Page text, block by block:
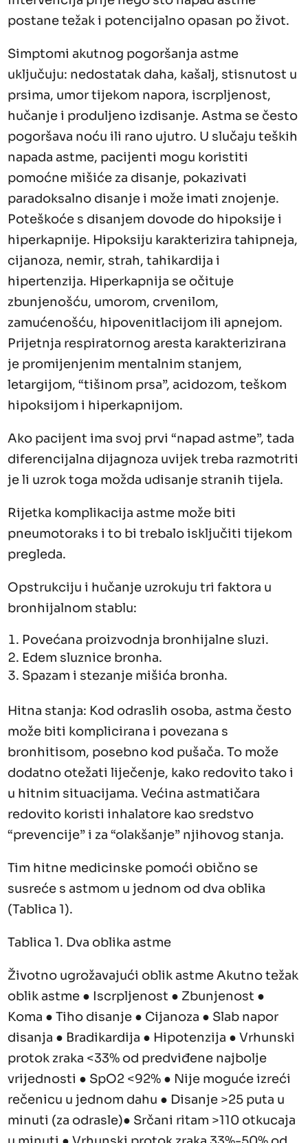
postane težak i potencijalno opasan po život.
Simptomi akutnog pogoršanja astme
uključuju: nedostatak daha, kašalj, stisnutost u
prsima, umor tijekom napora, iscrpljenost,
hučanje i produljeno izdisanje. Astma se često
pogoršava noću ili rano ujutro. U slučaju teških
napada astme, pacijenti mogu koristiti
pomoćne mišiće za disanje, pokazivati
paradoksalno disanje i može imati znojenje.
Poteškoće s disanjem dovode do hipoksije i
hiperkapnije. Hipoksiju karakterizira tahipneja,
cijanoza, nemir, strah, tahikardija i
hipertenzija. Hiperkapnija se očituje
zbunjenošću, umorom, crvenilom,
zamućenošću, hipovenitlacijom ili apnejom.
Prijetnja respiratornog aresta karakterizirana
je promijenjenim mentalnim stanjem,
letargijom, “tišinom prsa”, acidozom, teškom
hipoksijom i hiperkapnijom.
Ako pacijent ima svoj prvi “napad astme”, tada
diferencijalna dijagnoza uvijek treba razmotriti
je li uzrok toga možda udisanje stranih tijela.
Rijetka komplikacija astme može biti
pneumotoraks i to bi trebalo isključiti tijekom
pregleda.
Opstrukciju i hučanje uzrokuju tri faktora u
bronhijalnom stablu:
Povećana proizvodnja bronhijalne sluzi.
Edem sluznice bronha.
Spazam i stezanje mišića bronha.
Hitna stanja: Kod odraslih osoba, astma često
može biti komplicirana i povezana s
bronhitisom, posebno kod pušača. To može
dodatno otežati liječenje, kako redovito tako i
u hitnim situacijama. Većina astmatičara
redovito koristi inhalatore kao sredstvo
“prevencije” i za “olakšanje” njihovog stanja.
Tim hitne medicinske pomoći obično se
susreće s astmom u jednom od dva oblika
(Tablica 1).
Tablica 1. Dva oblika astme
Životno ugrožavajući oblik astme Akutno težak
oblik astme ● Iscrpljenost ● Zbunjenost ●
Koma ● Tiho disanje ● Cijanoza ● Slab napor
disanja ● Bradikardija ● Hipotenzija ● Vrhunski
protok zraka <33% od predviđene najbolje
vrijednosti ● SpO2 <92% ● Nije moguće izreći
rečenicu u jednom dahu ● Disanje >25 puta u
minuti (za odrasle)● Srčani ritam >110 otkucaja